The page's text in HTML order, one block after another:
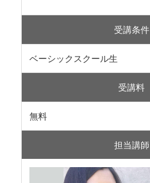
受講条件
ベーシックスクール生
受講料
無料
担当講師